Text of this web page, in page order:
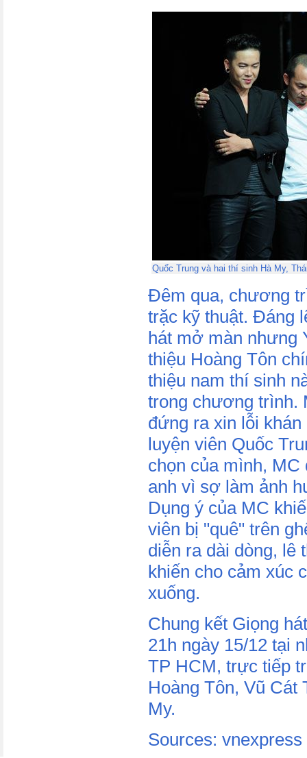
Quốc Trung và hai thí sinh Hà My,
Đêm qua, chương
trặc kỹ thuật. Đáng
hát mở màn nhưng
thiệu Hoàng Tôn
thiệu nam thí sinh
trong chương trình.
đứng ra xin lỗi
luyện viên Quốc
chọn của mình,
anh vì sợ làm ảnh
Dụng ý của MC
viên bị "quê" trên
diễn ra dài dòng, lê
khiến cho cảm xúc
xuống.
Chung kết Giọng
21h ngày 15/12 tại
TP HCM, trực tiếp
Hoàng Tôn, Vũ
My.
Sources: vnexpress